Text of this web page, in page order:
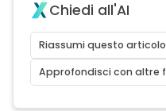
Chiedi all'AI
Riassumi questo articolo
Approfondisci con altre